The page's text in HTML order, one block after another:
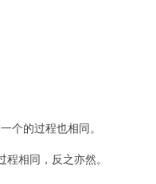
个的过程也相同。
程相同，反之亦然。